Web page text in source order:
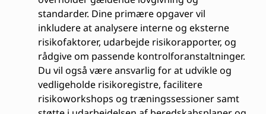
standarder. Dine primære opgaver vil
inkludere at analysere interne og eksterne
risikofaktorer, udarbejde risikorapporter, og
rådgive om passende kontrolforanstaltninger.
Du vil også være ansvarlig for at udvikle og
vedligeholde risikoregistre, facilitere
risikoworkshops og træningssessioner samt